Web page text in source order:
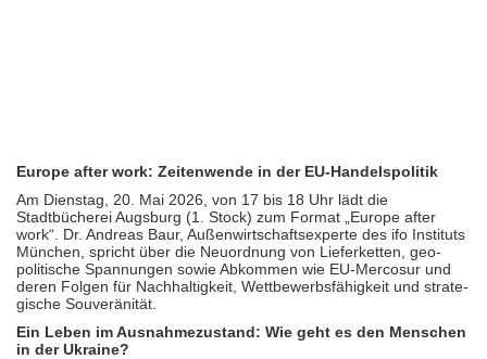
Europe after work: Zeitenwende in der EU-Handelspolitik
Am Dienstag, 20. Mai 2026, von 17 bis 18 Uhr lädt die
Stadtbücherei Augsburg (1. Stock) zum Format „Europe after
work“. Dr. Andreas Baur, Außen­wirt­schafts­experte des ifo Instituts
München, spricht über die Neuordnung von Liefer­ketten, geo­
politi­sche Spannungen sowie Abkommen wie EU-Mercosur und
deren Folgen für Nach­haltig­keit, Wett­bewerbs­fähigkeit und stra­te­
gische Souveränität.
Ein Leben im Ausnahmezustand: Wie geht es den Menschen
in der Ukraine?